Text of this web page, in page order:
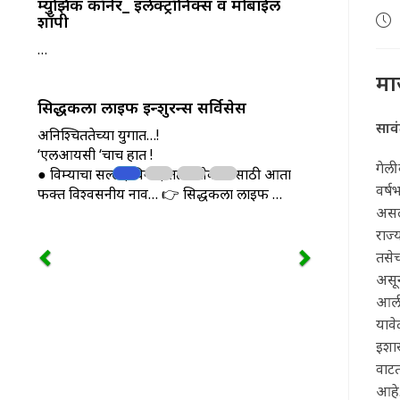
म्युझिक कॉर्नर_ इलेक्ट्रॉनिक्स व मोबाईल
शॉपी
…
सिद्धकला लाइफ इन्शुरन्स सर्विसेस
अनिश्चिततेच्या युगात…!
‘एलआयसी ‘चाच हात !
● विम्याचा सल्ला, विनम्र, तत्पर सेवा यासाठी आता
फक्त विश्वसनीय नाव… 👉 सिद्धकला लाइफ …